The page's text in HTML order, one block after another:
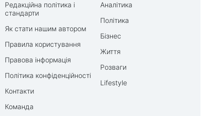
Редакційна політика і
стандарти
Як стати нашим автором
Правила користування
Правова інформація
Політика конфіденційності
Контакти
Команда
Аналітика
Політика
Бізнес
Життя
Розваги
Lifestyle